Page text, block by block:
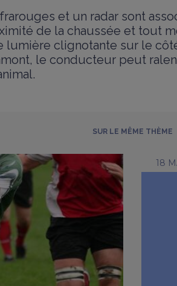
et un radar sont
de la chaussée et tout
lumière clignotante sur le
le conducteur peut
SUR LE MÊME THÈME
18